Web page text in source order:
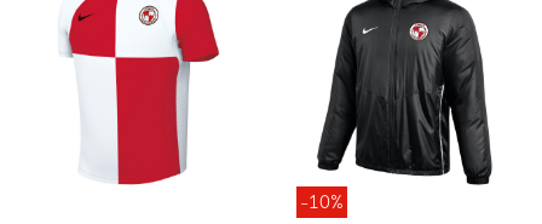
-10%